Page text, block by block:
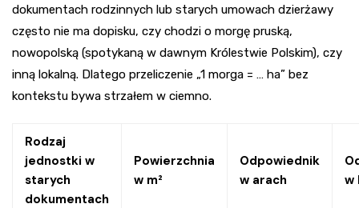
dokumentach rodzinnych lub starych umowach dzierżawy
często nie ma dopisku, czy chodzi o morgę pruską,
nowopolską (spotykaną w dawnym Królestwie Polskim), czy
inną lokalną. Dlatego przeliczenie „1 morga = … ha” bez
kontekstu bywa strzałem w ciemno.
Rodzaj
jednostki w
starych
dokumentach
Powierzchnia
w m²
Odpowiednik
w arach
w